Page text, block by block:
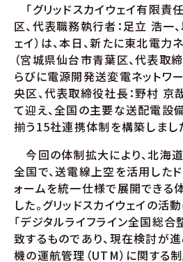
「グリッドスカイウェイ有限責
区、代表職務執行者：足立 浩一、
ェイ）は、本日、新たに東北電力
（宮城県仙台市青葉区、代表取
らびに電源開発送変電ネットワ
央区、代表取締役社長：野村 京
て迎え、全国の主要な送配電設
揃う15社連携体制を構築しまし
今回の体制拡大により、北海
全国で、送電線上空を活用した
ォームを統一仕様で展開できる
した。グリッドスカイウェイの活
「デジタルライフライン全国総合
致するものであり、現在検討が
機の運航管理（UTM）に関する